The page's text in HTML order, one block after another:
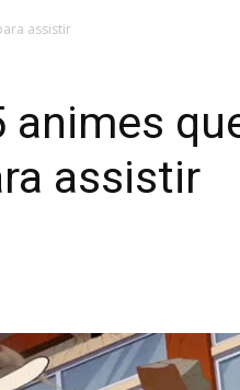
assistir
animes
assistir